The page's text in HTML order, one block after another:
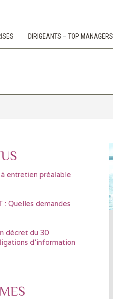
DIRIGEANTS – TOP MANAGERS
entretien préalable
Quelles demandes
décret du 30
d’information